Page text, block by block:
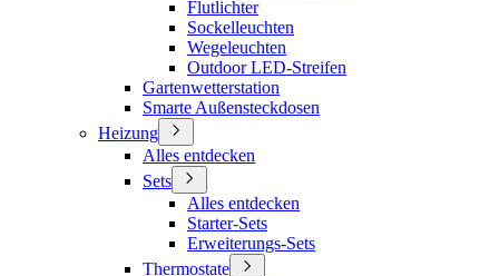
Flutlichter
Sockelleuchten
Wegeleuchten
Outdoor LED-Streifen
Gartenwetterstation
Smarte Außensteckdosen
Heizung
Alles entdecken
Sets
Alles entdecken
Starter-Sets
Erweiterungs-Sets
Thermostate